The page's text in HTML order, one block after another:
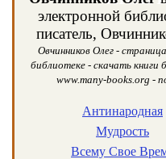
электронной
писатель,
Овчинников Олег -
библиотеке - скачать книги
www.many-books.org -
Антинародная
Мудрость
Всему Свое